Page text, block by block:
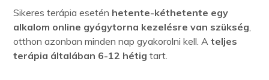
Sikeres terápia esetén hetente-kéthetente egy
alkalom online gyógytorna kezelésre van szükség,
otthon azonban minden nap gyakorolni kell. Ateljes
terápia általában 6-12 hétig tart.